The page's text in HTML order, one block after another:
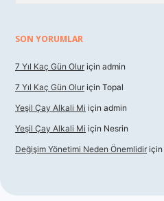
SON YORUMLAR
7 Yıl Kaç Gün Olur için admin
7 Yıl Kaç Gün Olur için Topal
Yeşil Çay Alkali Mi için admin
Yeşil Çay Alkali Mi için Nesrin
Değişim Yönetimi Neden Önemlidir için